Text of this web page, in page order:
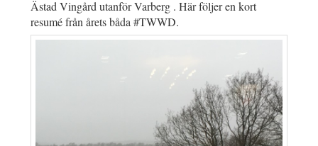
Ästad Vingård utanför Varberg . Här följer en kort
resumé från årets båda #TWWD.